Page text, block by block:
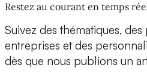
Restez au courant en temps
Suivez des thématiques,
entreprises et des
dès que nous publions un